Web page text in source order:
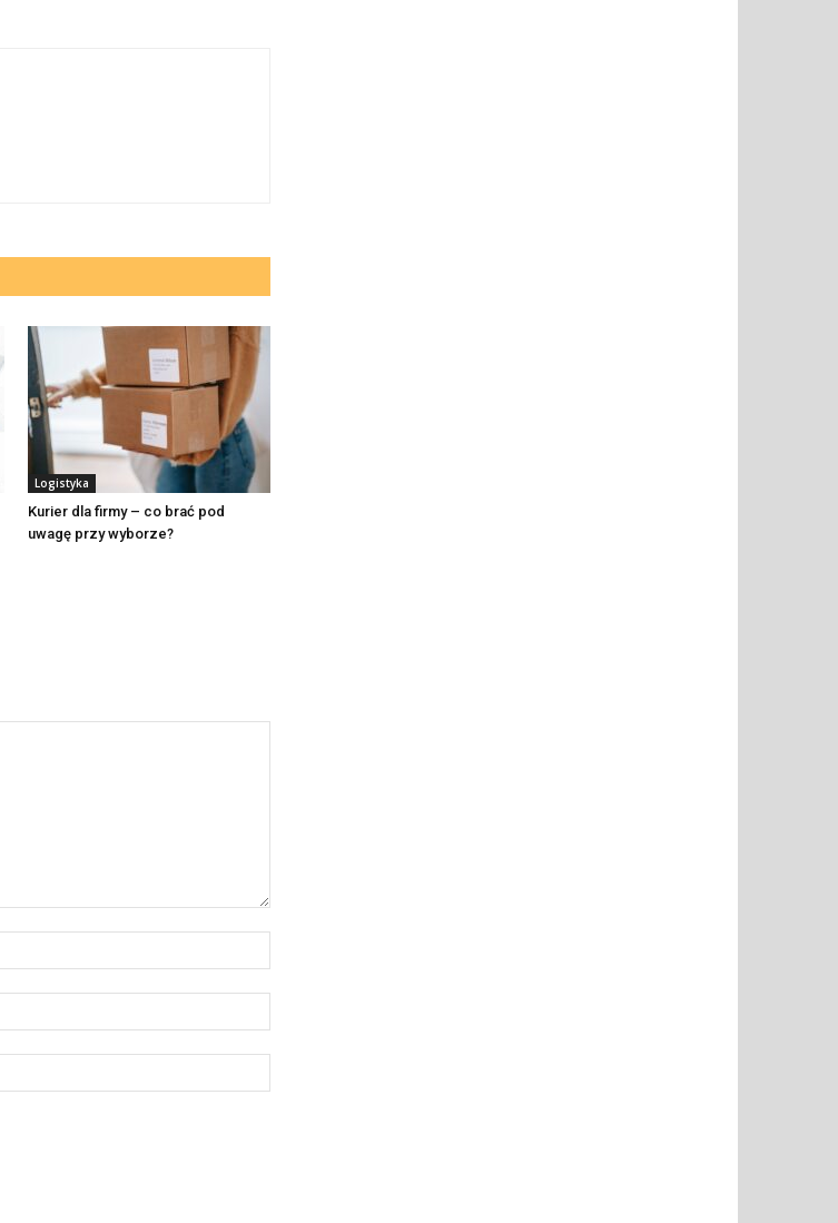
Logistyka
Kurier dla firmy – co brać pod
uwagę przy wyborze?